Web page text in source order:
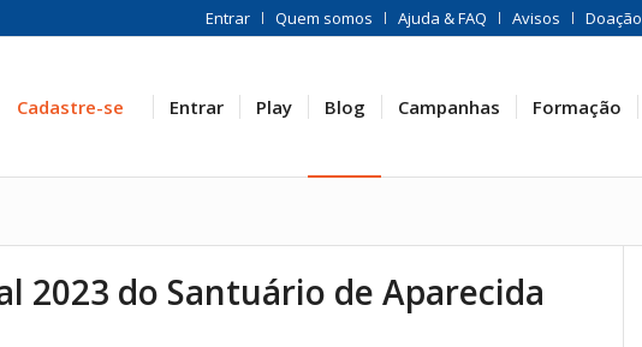
Entrar Quem somos Ajuda & FAQ Avisos Doação
Cadastre-se Entrar Play Blog Campanhas Formação
2023 do Santuário de Aparecida